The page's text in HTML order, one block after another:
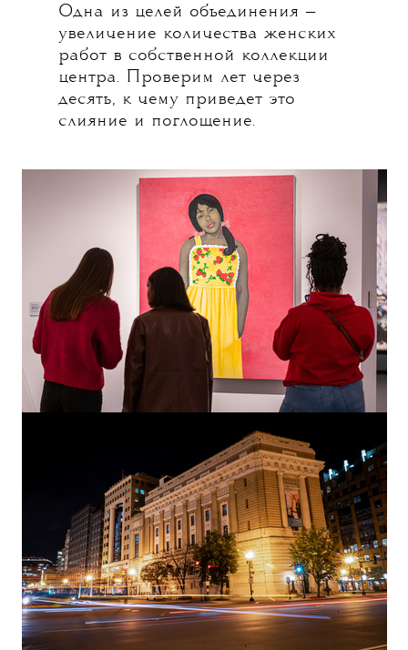
Одна из целей объединения —
увеличение количества женских
работ в собственной коллекции
центра. Проверим лет через
десять, к чему приведет это
слияние и поглощение.